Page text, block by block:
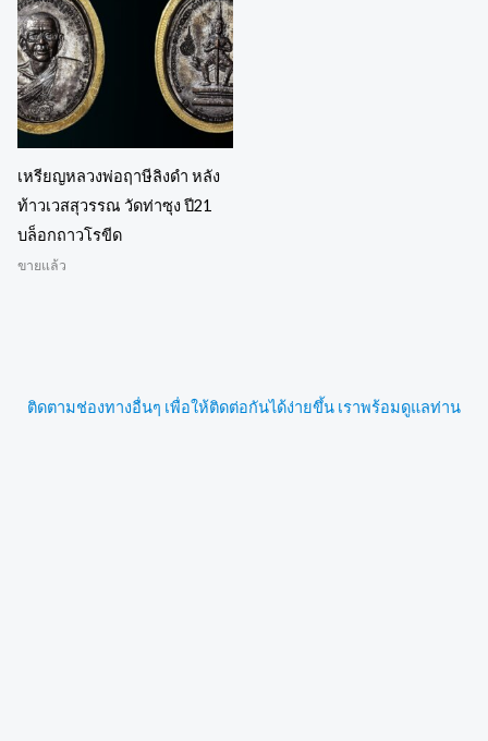
เหรียญหลวงพ่อฤาษีลิงดำ หลัง
ท้าวเวสสุวรรณ วัดท่าซุง ปี21
บล็อกถาวโรขีด
ขายแล้ว
ติดตามช่องทางอื่นๆ เพื่อให้ติดต่อกันได้ง่ายขึ้น เราพร้อมดูแลท่าน